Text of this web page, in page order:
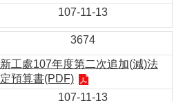
107-11-13
3674
新工處107年度第二次追加(減)法
定預算書(PDF)
107-11-13